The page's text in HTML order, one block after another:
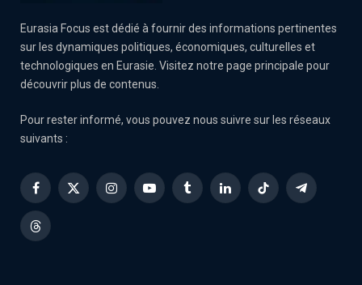
Eurasia Focus est dédié à fournir des informations pertinentes
sur les dynamiques politiques, économiques, culturelles et
technologiques en Eurasie. Visitez notre page principale pour
découvrir plus de contenus.
Pour rester informé, vous pouvez nous suivre sur les réseaux
suivants :
Facebook
X
InstagramYouTubeTumblrLinkedInTikTok Telegram
Threads